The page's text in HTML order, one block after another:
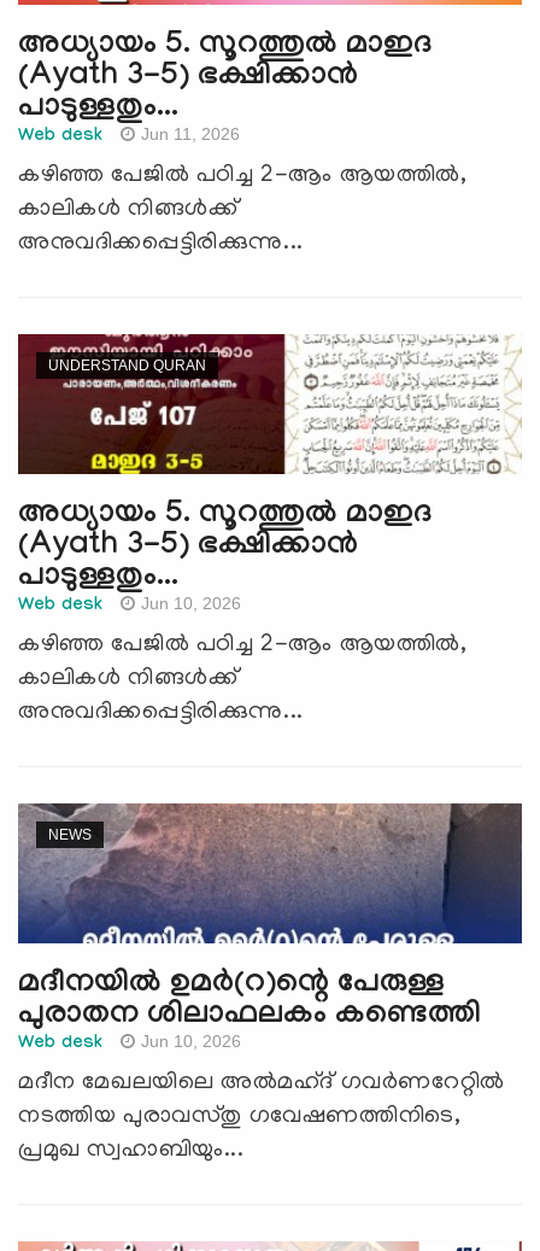
അധ്യായം 5. സൂറത്തുല്‍ മാഇദ
(Ayath 3-5) ഭക്ഷിക്കാന്‍
പാടുള്ളതും...
Web desk Jun 11, 2026
കഴിഞ്ഞ പേജില്‍ പഠിച്ച 2-ആം ആയത്തില്‍,
കാലികള്‍ നിങ്ങള്‍ക്ക്
അനുവദിക്കപ്പെട്ടിരിക്കുന്നു...
UNDERSTAND QURAN
അധ്യായം 5. സൂറത്തുല്‍ മാഇദ
(Ayath 3-5) ഭക്ഷിക്കാന്‍
പാടുള്ളതും...
Web desk Jun 10, 2026
കഴിഞ്ഞ പേജില്‍ പഠിച്ച 2-ആം ആയത്തില്‍,
കാലികള്‍ നിങ്ങള്‍ക്ക്
അനുവദിക്കപ്പെട്ടിരിക്കുന്നു...
NEWS
മദീനയിൽ ഉമർ(റ)ന്റെ പേരുള്ള
പുരാതന ശിലാഫലകം കണ്ടെത്തി
Web desk Jun 10, 2026
മദീന മേഖലയിലെ അൽമഹ്ദ് ഗവർണറേറ്റിൽ
നടത്തിയ പുരാവസ്തു ഗവേഷണത്തിനിടെ,
പ്രമുഖ സ്വഹാബിയും...